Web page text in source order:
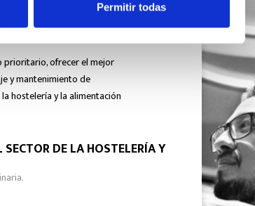
Permitir todas
prioritario, ofrecer el mejor
y mantenimiento de
hostelería y la alimentación
DE LA HOSTELERÍA Y